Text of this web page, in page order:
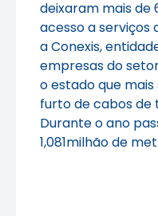
deixaram mais de
acesso a serviços
a Conexis,
empresas do
o estado que
furto de cabos de
Durante o ano
1,081milhão de